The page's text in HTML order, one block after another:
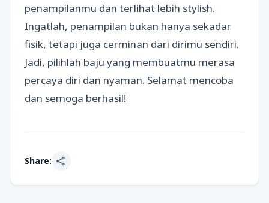
penampilanmu dan terlihat lebih stylish.
Ingatlah, penampilan bukan hanya sekadar
fisik, tetapi juga cerminan dari dirimu sendiri.
Jadi, pilihlah baju yang membuatmu merasa
percaya diri dan nyaman. Selamat mencoba
dan semoga berhasil!
Share: share